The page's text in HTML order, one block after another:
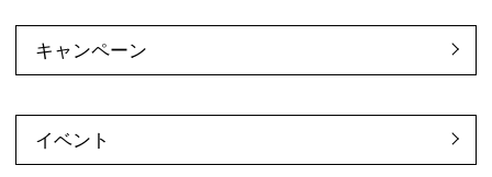
キャンペーン
イベント